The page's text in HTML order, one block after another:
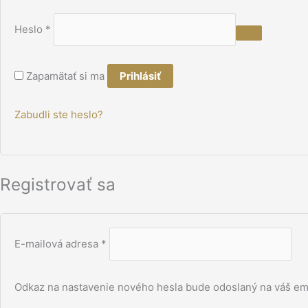
Heslo *
Zapamätať si ma Prihlásiť
Zabudli ste heslo?
Registrovať sa
E-mailová adresa *
Odkaz na nastavenie nového hesla bude odoslaný na váš